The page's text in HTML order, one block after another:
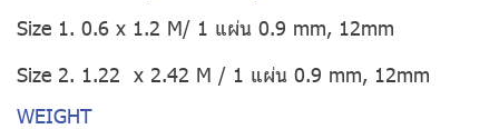
Size 1. 0.6 x 1.2 M/ 1 แผ่น 0.9 mm, 12mm
Size 2. 1.22 x 2.42 M / 1 แผ่น 0.9 mm, 12mm
WEIGHT